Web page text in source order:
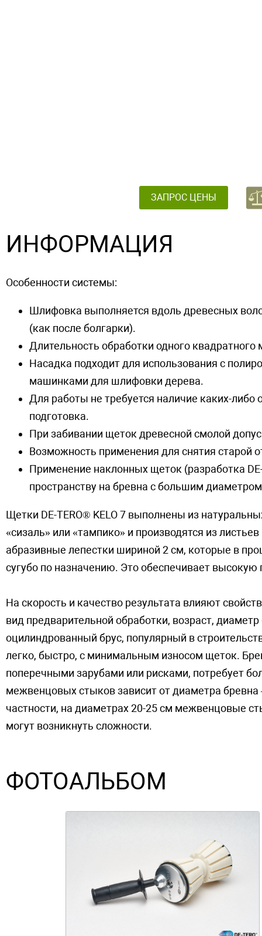
ЗАПРОС ЦЕНЫ
ИНФОРМАЦИЯ
Особенности системы:
Шлифовка выполняется вдоль древесных
(как после болгарки).
Длительность обработки одного
Насадка подходит для использования с
машинками для шлифовки дерева.
Для работы не требуется наличие каких-
подготовка.
При забивании щеток древесной смолой
Возможность применения для снятия старой
Применение наклонных щеток (разработка
пространству на бревна с большим
Щетки DE-TERO® KELO 7 выполнены из
«сизаль» или «тампико» и производятся из
абразивные лепестки шириной 2 см, которые в
сугубо по назначению. Это обеспечивает
На скорость и качество результата влияют
вид предварительной обработки, возраст,
оцилиндрованный брус, популярный в
легко, быстро, с минимальным износом щеток.
поперечными зарубами или рисками, потребует
межвенцовых стыков зависит от диаметра
частности, на диаметрах 20-25 см межвенцовые
могут возникнуть сложности.
ФОТОАЛЬБОМ